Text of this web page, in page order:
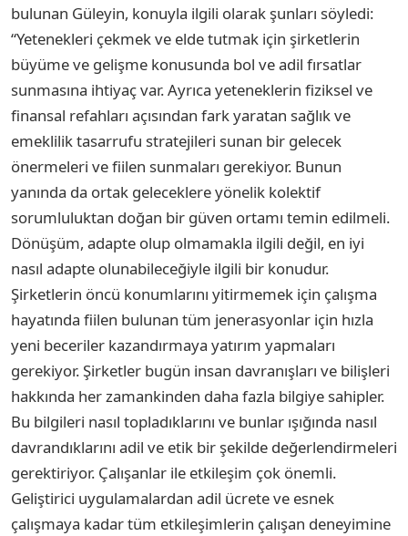
bulunan Güleyin, konuyla ilgili olarak şunları söyledi:
“Yetenekleri çekmek ve elde tutmak için şirketlerin
büyüme ve gelişme konusunda bol ve adil fırsatlar
sunmasına ihtiyaç var. Ayrıca yeteneklerin fiziksel ve
finansal refahları açısından fark yaratan sağlık ve
emeklilik tasarrufu stratejileri sunan bir gelecek
önermeleri ve fiilen sunmaları gerekiyor. Bunun
yanında da ortak geleceklere yönelik kolektif
sorumluluktan doğan bir güven ortamı temin edilmeli.
Dönüşüm, adapte olup olmamakla ilgili değil, en iyi
nasıl adapte olunabileceğiyle ilgili bir konudur.
Şirketlerin öncü konumlarını yitirmemek için çalışma
hayatında fiilen bulunan tüm jenerasyonlar için hızla
yeni beceriler kazandırmaya yatırım yapmaları
gerekiyor. Şirketler bugün insan davranışları ve bilişleri
hakkında her zamankinden daha fazla bilgiye sahipler.
Bu bilgileri nasıl topladıklarını ve bunlar ışığında nasıl
davrandıklarını adil ve etik bir şekilde değerlendirmeleri
gerektiriyor. Çalışanlar ile etkileşim çok önemli.
Geliştirici uygulamalardan adil ücrete ve esnek
çalışmaya kadar tüm etkileşimlerin çalışan deneyimine